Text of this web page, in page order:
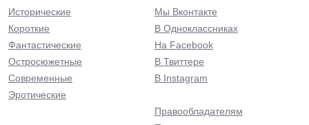
Исторические
Короткие
Фантастические
Остросюжетные
Современные
Эротические
Мы Вконтакте
В Одноклассниках
На Facebook
В Твиттере
В Instagram
Правообладателям